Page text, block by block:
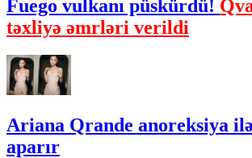
Fuego vulkanı püskürdü!
təxliyə əmrləri verildi
Ariana Qrande anoreksiya
aparır